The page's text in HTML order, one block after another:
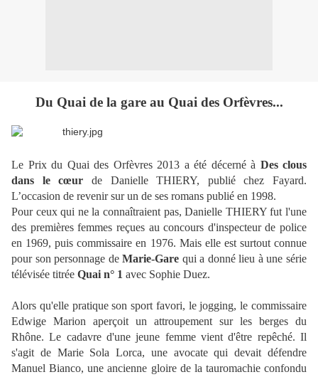
Du Quai de la gare au Quai des Orfèvres...
Le Prix du Quai des Orfèvres 2013 a été décerné à Des clous
dans le cœur de Danielle THIERY, publié chez Fayard.
L’occasion de revenir sur un de ses romans publié en 1998.
Pour ceux qui ne la connaîtraient pas, Danielle THIERY fut l'une
des premières femmes reçues au concours d'inspecteur de police
en 1969, puis commissaire en 1976. Mais elle est surtout connue
pour son personnage deMarie-Gare qui a donné lieu à une série
télévisée titrée Quai n° 1 avec Sophie Duez.
Alors qu'elle pratique son sport favori, le jogging, le commissaire
Edwige Marion aperçoit un attroupement sur les berges du
Rhône. Le cadavre d'une jeune femme vient d'être repêché. Il
s'agit de Marie Sola Lorca, une avocate qui devait défendre
Manuel Bianco, une ancienne gloire de la tauromachie confondu